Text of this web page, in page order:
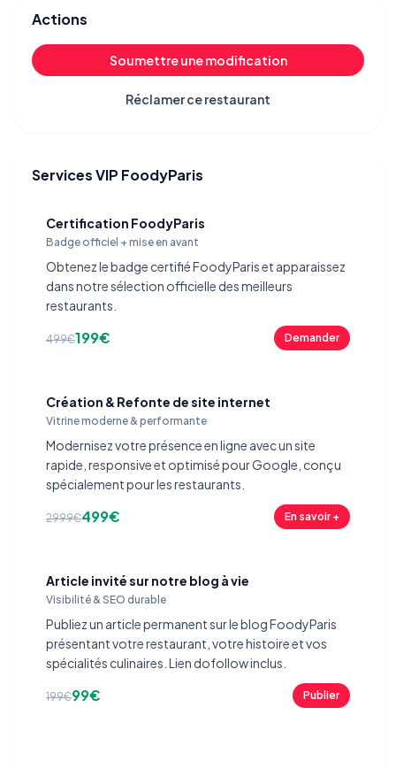
Actions
Soumettre une modification
Réclamer ce restaurant
Services VIP FoodyParis
Certification FoodyParis
Badge officiel + mise en avant
Obtenez le badge certifié FoodyParis et apparaissez
dans notre sélection officielle des meilleurs
restaurants.
499€199€ Demander
Création & Refonte de site internet
Vitrine moderne & performante
Modernisez votre présence en ligne avec un site
rapide, responsive et optimisé pour Google, conçu
spécialement pour les restaurants.
2999€499€ En savoir +
Article invité sur notre blog à vie
Visibilité & SEO durable
Publiez un article permanent sur le blog FoodyParis
présentant votre restaurant, votre histoire et vos
spécialités culinaires. Lien dofollow inclus.
199€99€ Publier